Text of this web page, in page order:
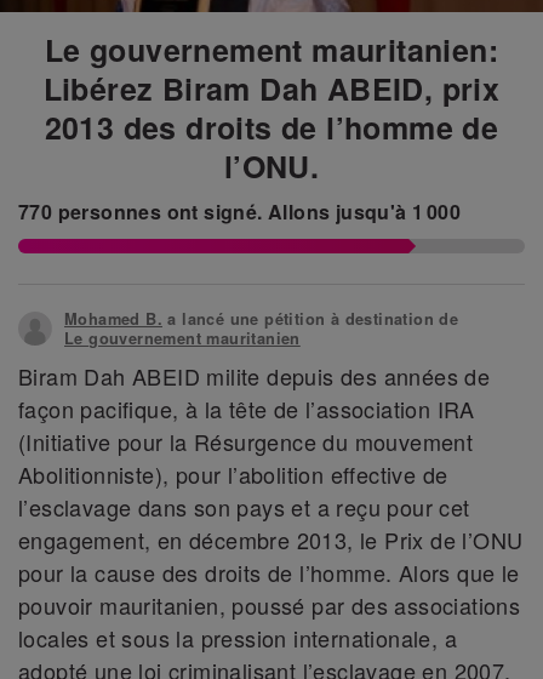
Le gouvernement mauritanien:
Libérez Biram Dah ABEID, prix
2013 des droits de l’homme de
l’ONU.
770 personnes ont signé.Allons jusqu'à 1 000
Mohamed B. a lancé une pétition à destination de
Le gouvernement mauritanien
Biram Dah ABEID milite depuis des années de
façon pacifique, à la tête de l’association IRA
(Initiative pour la Résurgence du mouvement
Abolitionniste), pour l’abolition effective de
l’esclavage dans son pays et a reçu pour cet
engagement, en décembre 2013, le Prix de l’ONU
pour la cause des droits de l’homme. Alors que le
pouvoir mauritanien, poussé par des associations
locales et sous la pression internationale, a
adopté une loi criminalisant l’esclavage en 2007,